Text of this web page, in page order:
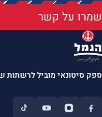
שמרו על קשר
ספק סיטונאי מוביל לרשתות